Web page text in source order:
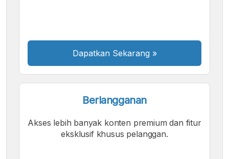
Dapatkan Sekarang »
Berlangganan
Akses lebih banyak konten premium dan fitur
eksklusif khusus pelanggan.